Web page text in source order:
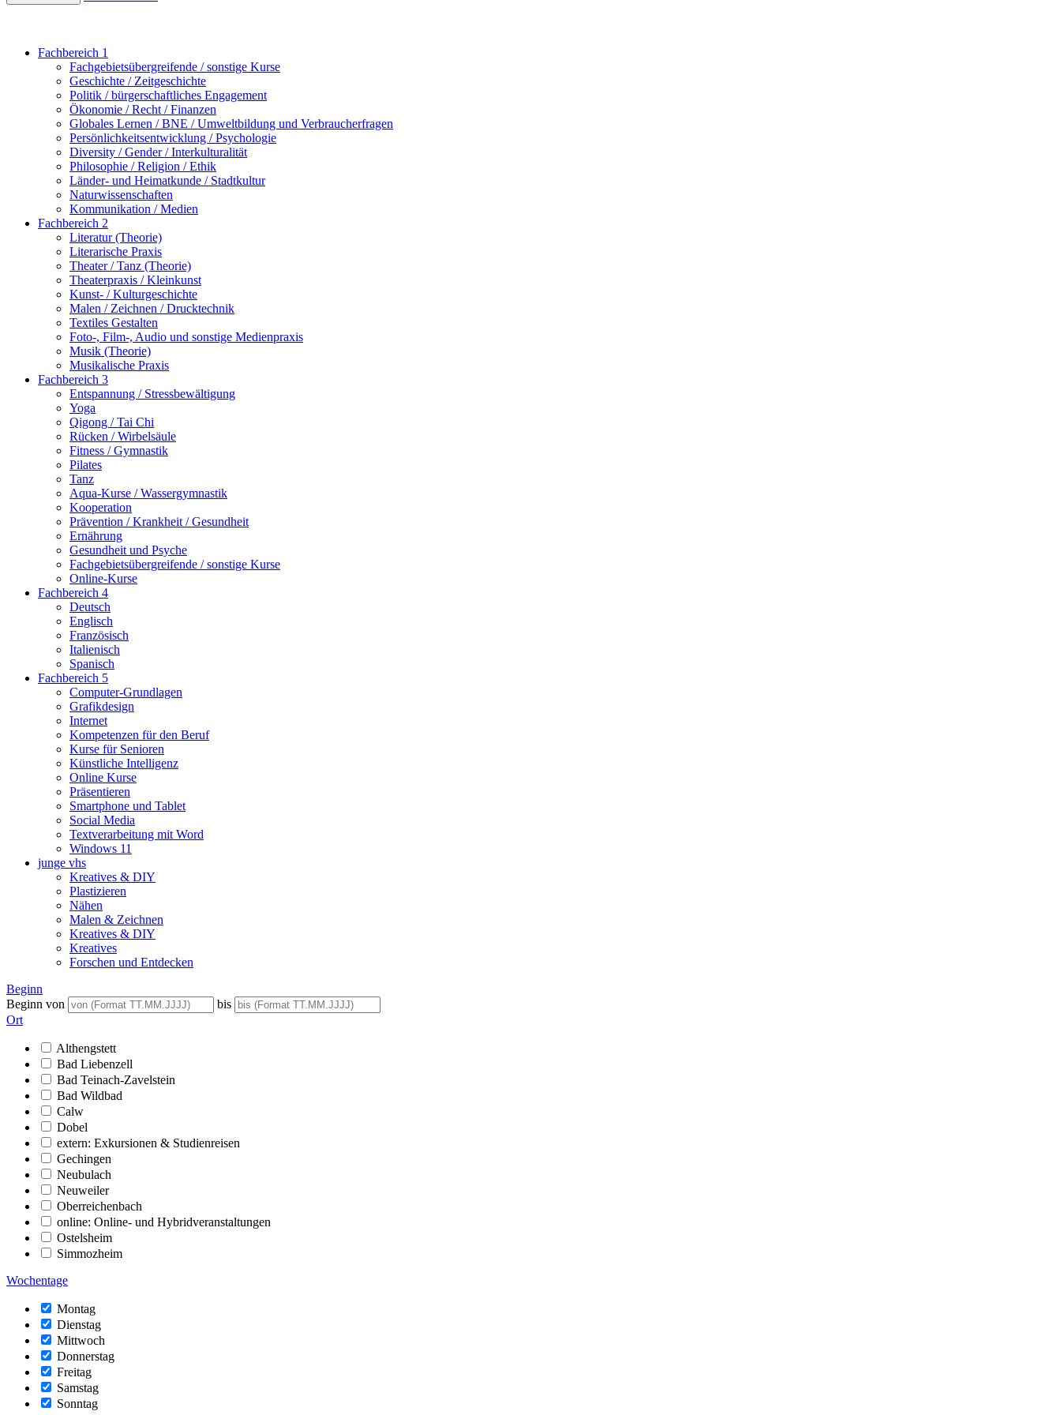
Fachbereich 1
Fachgebietsübergreifende / sonstige Kurse
Geschichte / Zeitgeschichte
Politik / bürgerschaftliches Engagement
Ökonomie / Recht / Finanzen
Globales Lernen / BNE / Umweltbildung und Verbraucherfragen
Persönlichkeitsentwicklung / Psychologie
Diversity / Gender / Interkulturalität
Philosophie / Religion / Ethik
Länder- und Heimatkunde / Stadtkultur
Naturwissenschaften
Kommunikation / Medien
Fachbereich 2
Literatur (Theorie)
Literarische Praxis
Theater / Tanz (Theorie)
Theaterpraxis / Kleinkunst
Kunst- / Kulturgeschichte
Malen / Zeichnen / Drucktechnik
Textiles Gestalten
Foto-, Film-, Audio und sonstige Medienpraxis
Musik (Theorie)
Musikalische Praxis
Fachbereich 3
Entspannung / Stressbewältigung
Yoga
Qigong / Tai Chi
Rücken / Wirbelsäule
Fitness / Gymnastik
Pilates
Tanz
Aqua-Kurse / Wassergymnastik
Kooperation
Prävention / Krankheit / Gesundheit
Ernährung
Gesundheit und Psyche
Fachgebietsübergreifende / sonstige Kurse
Online-Kurse
Fachbereich 4
Deutsch
Englisch
Französisch
Italienisch
Spanisch
Fachbereich 5
Computer-Grundlagen
Grafikdesign
Internet
Kompetenzen für den Beruf
Kurse für Senioren
Künstliche Intelligenz
Online Kurse
Präsentieren
Smartphone und Tablet
Social Media
Textverarbeitung mit Word
Windows 11
junge vhs
Kreatives & DIY
Plastizieren
Nähen
Malen & Zeichnen
Kreatives & DIY
Kreatives
Forschen und Entdecken
Beginn
Beginn von
bis
Ort
Althengstett
Bad Liebenzell
Bad Teinach-Zavelstein
Bad Wildbad
Calw
Dobel
extern: Exkursionen & Studienreisen
Gechingen
Neubulach
Neuweiler
Oberreichenbach
online: Online- und Hybridveranstaltungen
Ostelsheim
Simmozheim
Wochentage
Montag
Dienstag
Mittwoch
Donnerstag
Freitag
Samstag
Sonntag